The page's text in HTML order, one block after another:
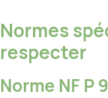
Normes
respecter
Norme NF P